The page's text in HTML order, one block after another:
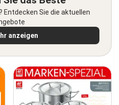
Entdecken Sie die aktuellen
anzeigen